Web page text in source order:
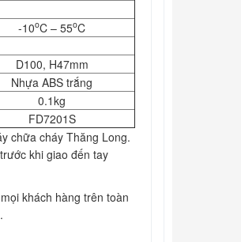
-10oC – 55oC
D100, H47mm
Nhựa ABS trắng
0.1kg
FD7201S
chữa cháy Thăng Long.
khi giao đến tay
khách hàng trên toàn